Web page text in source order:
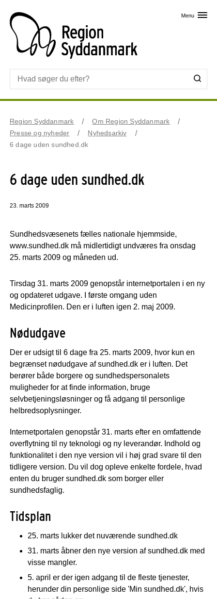
Menu
Region Syddanmark
Om Region Syddanmark
Presse og nyheder
Nyhedsarkiv
6 dage uden sundhed.dk
6 dage uden sundhed.dk
23. marts 2009
Sundhedsvæsenets fælles nationale hjemmside,
www.sundhed.dk må midlertidigt undværes fra onsdag
25. marts 2009 og måneden ud.
Tirsdag 31. marts 2009 genopstår internetportalen i en ny
og opdateret udgave. I første omgang uden
Medicinprofilen. Den er i luften igen 2. maj 2009.
Nødudgave
Der er udsigt til 6 dage fra 25. marts 2009, hvor kun en
begrænset nødudgave af sundhed.dk er i luften. Det
berører både borgere og sundhedspersonalets
muligheder for at finde information, bruge
selvbetjeningsløsninger og få adgang til personlige
helbredsoplysninger.
Internetportalen genopstår 31. marts efter en omfattende
overflytning til ny teknologi og ny leverandør. Indhold og
funktionalitet i den nye version vil i høj grad svare til den
tidligere version. Du vil dog opleve enkelte fordele, hvad
enten du bruger sundhed.dk som borger eller
sundhedsfaglig.
Tidsplan
25. marts lukker det nuværende sundhed.dk
31. marts åbner den nye version af sundhed.dk med
visse mangler.
5. april er der igen adgang til de fleste tjenester,
herunder din personlige side 'Min sundhed.dk', hvis